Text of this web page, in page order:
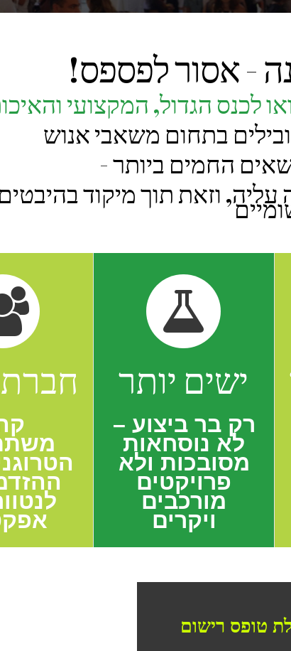
- אסור לפספס!
לכנס הגדול, המקצועי
בתחום משאבי אנוש
החמים ביותר -
וזאת תוך מיקוד
ישים יותר
רק בר ביצוע –
לא נוסחאות
מסובכות ולא
פרויקטים
מורכבים
ויקרים